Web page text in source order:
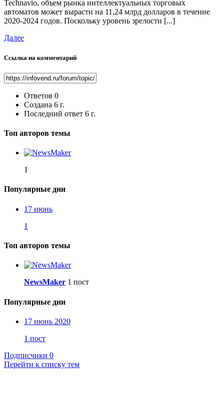
Technavio, объем рынка интеллектуальных торговых
автоматов может вырасти на 11,24 млрд долларов в течение
2020-2024 годов. Поскольку уровень зрелости [...]
Далее
Ссылка на комментарий
Ответов 0
Создана 6 г.
Последний ответ 6 г.
Топ авторов темы
1
Популярные дни
17 июнь
1
Топ авторов темы
NewsMaker 1 пост
Популярные дни
17 июнь 2020
1 пост
Подписчики 0
Перейти к списку тем